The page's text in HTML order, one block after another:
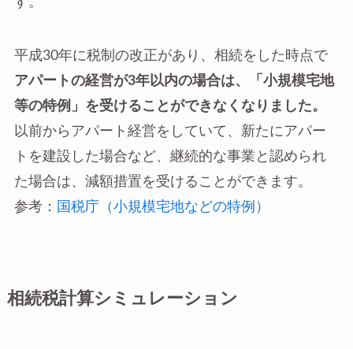
平成30年に税制の改正があり、相続をした時点で
アパートの経営が3年以内の場合は、「小規模宅地
等の特例」を受けることができなくなりました。
以前からアパート経営をしていて、新たにアパー
トを建設した場合など、継続的な事業と認められ
た場合は、減額措置を受けることができます。
参考：
国税庁（小規模宅地などの特例）
相続税計算シミュレーション